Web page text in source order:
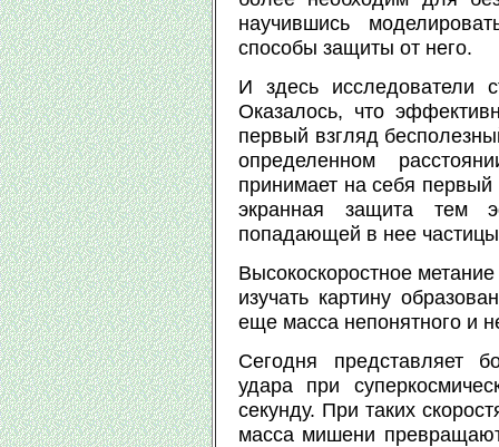
научившись
способы защиты от него.
И здесь исследователи
Оказалось, что
первый взгляд
определенном
принимает на себя
экранная защита тем
попадающей в нее
Высокоскоростное
изучать картину
еще масса непонятного и
Сегодня представляет
удара при
секунду. При таких
масса мишени